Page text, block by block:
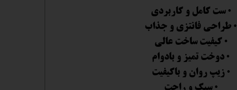
• ست کامل و کاربردی
• طراحی فانتزی و جذاب
• کیفیت ساخت عالی
• دوخت تمیز و بادوام
• زیپ روان و باکیفیت